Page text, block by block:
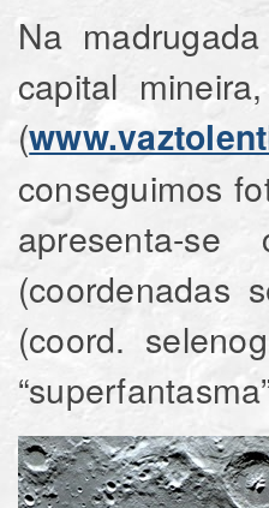
Na
capital
(
conseguimos
apresenta-
(coordenadas
(coord.